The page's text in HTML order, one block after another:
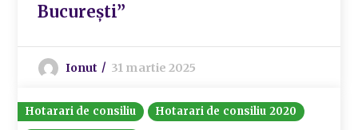
Bucureşti”
Ionut 31 martie 2025
Hotarari de consiliu
Hotarari de consiliu 2020